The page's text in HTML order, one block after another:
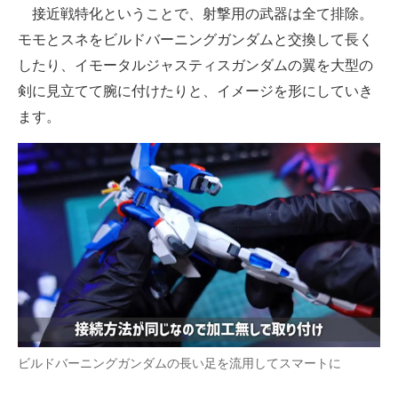
接近戦特化ということで、射撃用の武器は全て排除。
モモとスネをビルドバーニングガンダムと交換して長く
したり、イモータルジャスティスガンダムの翼を大型の
剣に見立てて腕に付けたりと、イメージを形にしていき
ます。
ビルドバーニングガンダムの長い足を流用してスマートに